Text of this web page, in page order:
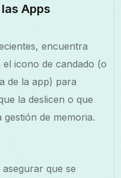
Apps
encuentra
icono de candado (o
de la app) para
la deslicen o que
de memoria.
que se